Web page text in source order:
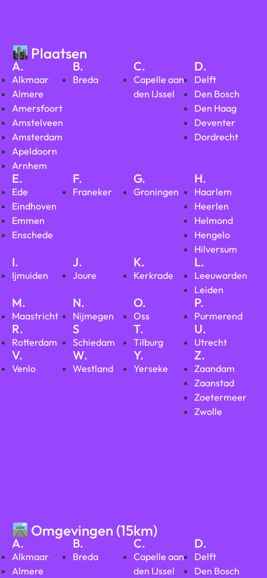
Plaatsen
A.
Alkmaar
Almere
Amersfoort
Amstelveen
Amsterdam
Apeldoorn
Arnhem
B.
Breda
C.
Capelle aan
den IJssel
D.
Delft
Den Bosch
Den Haag
Deventer
Dordrecht
E.
Ede
Eindhoven
Emmen
Enschede
F.
Franeker
G.
Groningen
H.
Haarlem
Heerlen
Helmond
Hengelo
Hilversum
I.
Ijmuiden
J.
Joure
K.
Kerkrade
L.
Leeuwarden
Leiden
M.
Maastricht
N.
Nijmegen
O.
Oss
P.
Purmerend
R.
Rotterdam
S
Schiedam
T.
Tilburg
U.
Utrecht
V.
Venlo
W.
Westland
Y.
Yerseke
Z.
Zaandam
Zaanstad
Zoetermeer
Zwolle
Omgevingen (15km)
A.
Alkmaar
Almere
B.
Breda
C.
Capelle aan
den IJssel
D.
Delft
Den Bosch